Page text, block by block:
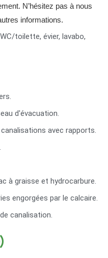
N’hésitez pas à nous
informations.
toilette, évier, lavabo,
d'évacuation.
avec rapports.
à graisse et hydrocarbure.
engorgées par le calcaire.
canalisation.